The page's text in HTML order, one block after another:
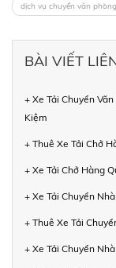
dịch vụ chuyển văn
BÀI VIẾT
+ Xe Tải Chuyển
Kiệm
+ Thuê Xe Tải Chở
+ Xe Tải Chở Hàng
+ Xe Tải Chuyển
+ Thuê Xe Tải
+ Xe Tải Chuyển